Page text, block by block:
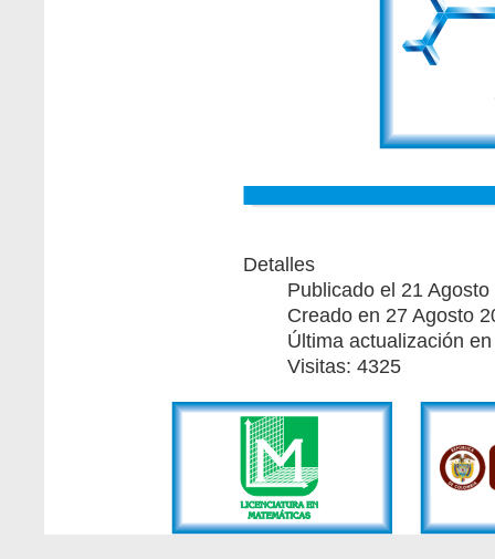
Detalles
Publicado el 21
Creado en 27 Agosto
Última actualización
Visitas: 4325